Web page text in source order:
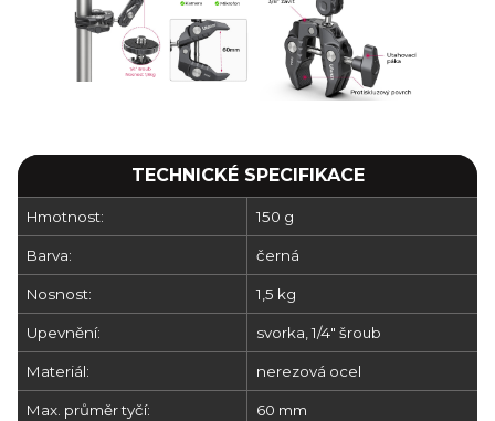
TECHNICKÉ SPECIFIKACE
Hmotnost: 150 g
Barva: černá
Nosnost: 1,5 kg
Upevnění: svorka, 1/4" šroub
Materiál: nerezová ocel
Max. průměr tyčí: 60 mm